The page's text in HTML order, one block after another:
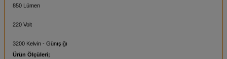
850 Lümen
220 Volt
3200 Kelvin - Günışığı
Ürün Ölçüleri;